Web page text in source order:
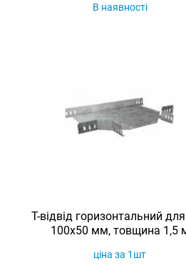
В наявності
Т-відвід горизонтальний
100х50 мм, товщина 1,5
ціна за 1шт